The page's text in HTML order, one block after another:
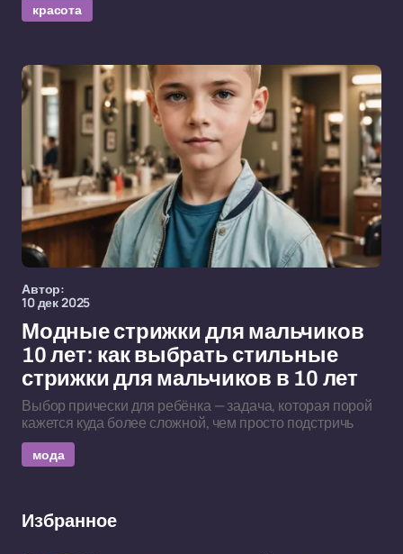
красота
Автор:
10 дек 2025
Модные стрижки для мальчиков
10 лет: как выбрать стильные
стрижки для мальчиков в 10 лет
Выбор прически для ребёнка — задача, которая порой
кажется куда более сложной, чем просто подстричь
мода
Избранное